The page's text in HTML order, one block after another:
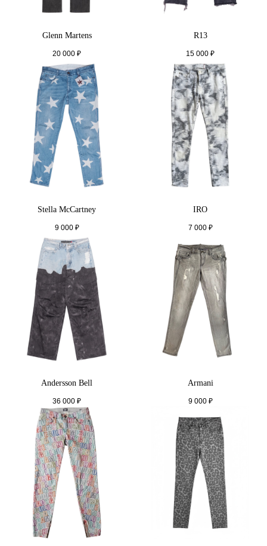
Glenn Martens
20 000 ₽
R13
15 000 ₽
Stella McCartney
9 000 ₽
IRO
7 000 ₽
Andersson Bell
36 000 ₽
Armani
9 000 ₽